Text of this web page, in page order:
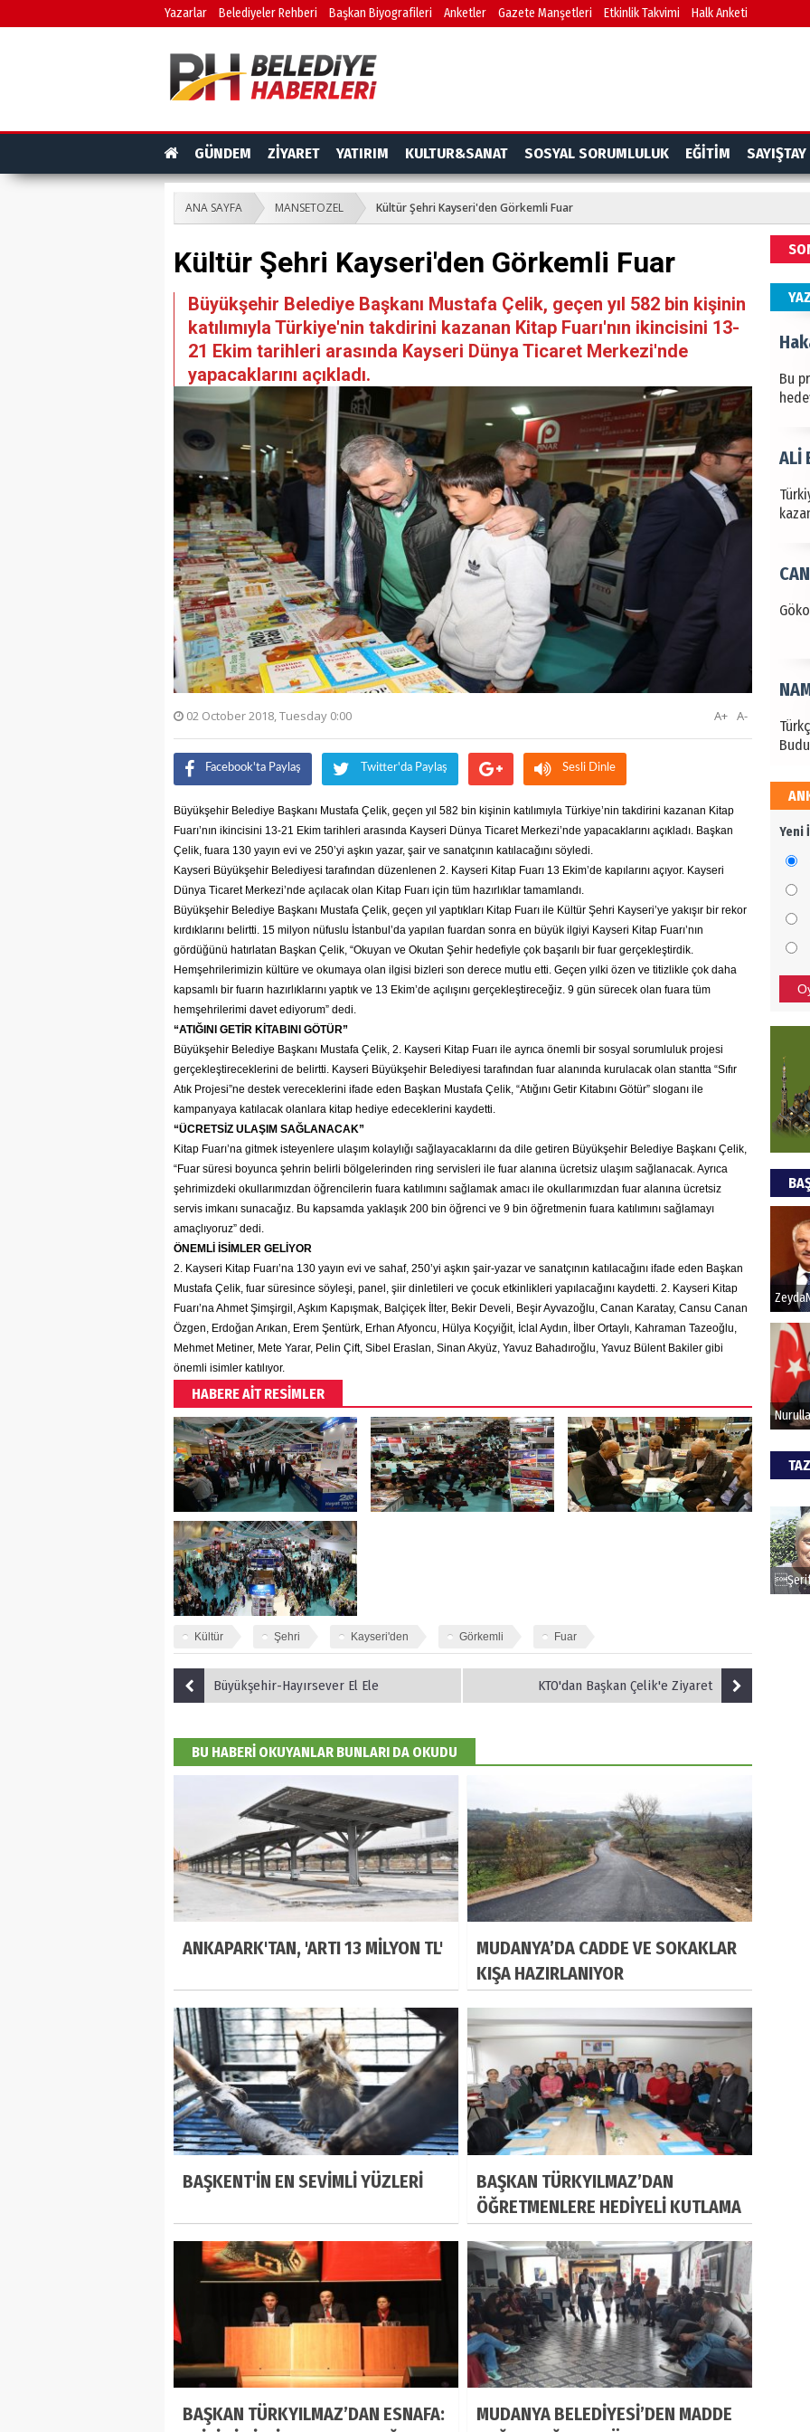
Yazarlar Belediyeler Rehberi Başkan Biyografileri Anketler Gazete Manşetleri Etkinlik Takvimi Halk Anketi
GÜNDEM ZİYARET YATIRIM KULTUR&SANAT SOSYAL SORUMLULUK EĞİTİM SAYIŞTAY
ANA SAYFA MANSETOZEL Kültür Şehri Kayseri'den Görkemli Fuar
Kültür Şehri Kayseri'den Görkemli Fuar
Büyükşehir Belediye Başkanı Mustafa Çelik, geçen yıl 582 bin kişinin
katılımıyla Türkiye'nin takdirini kazanan Kitap Fuarı'nın ikincisini 13-
21 Ekim tarihleri arasında Kayseri Dünya Ticaret Merkezi'nde
yapacaklarını açıkladı.
02 October 2018, Tuesday 0:00 A-
A+
Facebook'ta Paylaş Twitter'da Paylaş Sesli Dinle
Büyükşehir Belediye Başkanı Mustafa Çelik, geçen yıl 582 bin kişinin katılımıyla Türkiye’nin takdirini kazanan Kitap
Fuarı’nın ikincisini 13-21 Ekim tarihleri arasında Kayseri Dünya Ticaret Merkezi’nde yapacaklarını açıkladı. Başkan
Çelik, fuara 130 yayın evi ve 250’yi aşkın yazar, şair ve sanatçının katılacağını söyledi.
Kayseri Büyükşehir Belediyesi tarafından düzenlenen 2. Kayseri Kitap Fuarı 13 Ekim’de kapılarını açıyor. Kayseri
Dünya Ticaret Merkezi’nde açılacak olan Kitap Fuarı için tüm hazırlıklar tamamlandı.
Büyükşehir Belediye Başkanı Mustafa Çelik, geçen yıl yaptıkları Kitap Fuarı ile Kültür Şehri Kayseri’ye yakışır bir rekor
kırdıklarını belirtti. 15 milyon nüfuslu İstanbul’da yapılan fuardan sonra en büyük ilgiyi Kayseri Kitap Fuarı’nın
gördüğünü hatırlatan Başkan Çelik, “Okuyan ve Okutan Şehir hedefiyle çok başarılı bir fuar gerçekleştirdik.
Hemşehrilerimizin kültüre ve okumaya olan ilgisi bizleri son derece mutlu etti. Geçen yılki özen ve titizlikle çok daha
kapsamlı bir fuarın hazırlıklarını yaptık ve 13 Ekim’de açılışını gerçekleştireceğiz. 9 gün sürecek olan fuara tüm
hemşehrilerimi davet ediyorum” dedi.
“ATIĞINI GETİR KİTABINI GÖTÜR”
Büyükşehir Belediye Başkanı Mustafa Çelik, 2. Kayseri Kitap Fuarı ile ayrıca önemli bir sosyal sorumluluk projesi
gerçekleştireceklerini de belirtti. Kayseri Büyükşehir Belediyesi tarafından fuar alanında kurulacak olan stantta “Sıfır
Atık Projesi”ne destek vereceklerini ifade eden Başkan Mustafa Çelik, “Atığını Getir Kitabını Götür” sloganı ile
kampanyaya katılacak olanlara kitap hediye edeceklerini kaydetti.
“ÜCRETSİZ ULAŞIM SAĞLANACAK”
Kitap Fuarı’na gitmek isteyenlere ulaşım kolaylığı sağlayacaklarını da dile getiren Büyükşehir Belediye Başkanı Çelik,
“Fuar süresi boyunca şehrin belirli bölgelerinden ring servisleri ile fuar alanına ücretsiz ulaşım sağlanacak. Ayrıca
şehrimizdeki okullarımızdan öğrencilerin fuara katılımını sağlamak amacı ile okullarımızdan fuar alanına ücretsiz
servis imkanı sunacağız. Bu kapsamda yaklaşık 200 bin öğrenci ve 9 bin öğretmenin fuara katılımını sağlamayı
amaçlıyoruz” dedi.
ÖNEMLİ İSİMLER GELİYOR
2. Kayseri Kitap Fuarı’na 130 yayın evi ve sahaf, 250’yi aşkın şair-yazar ve sanatçının katılacağını ifade eden Başkan
Mustafa Çelik, fuar süresince söyleşi, panel, şiir dinletileri ve çocuk etkinlikleri yapılacağını kaydetti. 2. Kayseri Kitap
Fuarı’na Ahmet Şimşirgil, Aşkım Kapışmak, Balçiçek İlter, Bekir Develi, Beşir Ayvazoğlu, Canan Karatay, Cansu Canan
Özgen, Erdoğan Arıkan, Erem Şentürk, Erhan Afyoncu, Hülya Koçyiğit, İclal Aydın, İlber Ortaylı, Kahraman Tazeoğlu,
Mehmet Metiner, Mete Yarar, Pelin Çift, Sibel Eraslan, Sinan Akyüz, Yavuz Bahadıroğlu, Yavuz Bülent Bakiler gibi
önemli isimler katılıyor.
HABERE AİT RESİMLER
Kültür Şehri Kayseri'den Görkemli Fuar
Büyükşehir-Hayırsever El Ele KTO'dan Başkan Çelik'e Ziyaret
BU HABERİ OKUYANLAR BUNLARI DA OKUDU
ANKAPARK'TAN, 'ARTI 13 MİLYON TL'
MUDANYA’DA CADDE VE SOKAKLAR
KIŞA HAZIRLANIYOR
BAŞKENT'İN EN SEVİMLİ YÜZLERİ
BAŞKAN TÜRKYILMAZ’DAN
ÖĞRETMENLERE HEDİYELİ KUTLAMA
BAŞKAN TÜRKYILMAZ’DAN ESNAFA:
MUDANYA BELEDİYESİ’DEN MADDE
Bu
ALİ
Bu
Yeni